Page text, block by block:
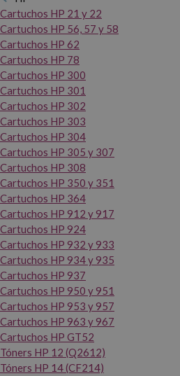
Cartuchos HP 21 y 22
Cartuchos HP 56, 57 y 58
Cartuchos HP 62
Cartuchos HP 78
Cartuchos HP 300
Cartuchos HP 301
Cartuchos HP 302
Cartuchos HP 303
Cartuchos HP 304
Cartuchos HP 305 y 307
Cartuchos HP 308
Cartuchos HP 350 y 351
Cartuchos HP 364
Cartuchos HP 912 y 917
Cartuchos HP 924
Cartuchos HP 932 y 933
Cartuchos HP 934 y 935
Cartuchos HP 937
Cartuchos HP 950 y 951
Cartuchos HP 953 y 957
Cartuchos HP 963 y 967
Cartuchos HP GT52
Tóners HP 12 (Q2612)
Tóners HP 14 (CF214)